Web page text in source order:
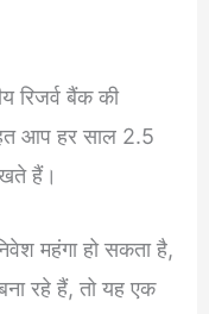
रिजर्व बैंक की
आप हर साल 2.5
हैं।
महंगा हो सकता है,
रहे हैं, तो यह एक